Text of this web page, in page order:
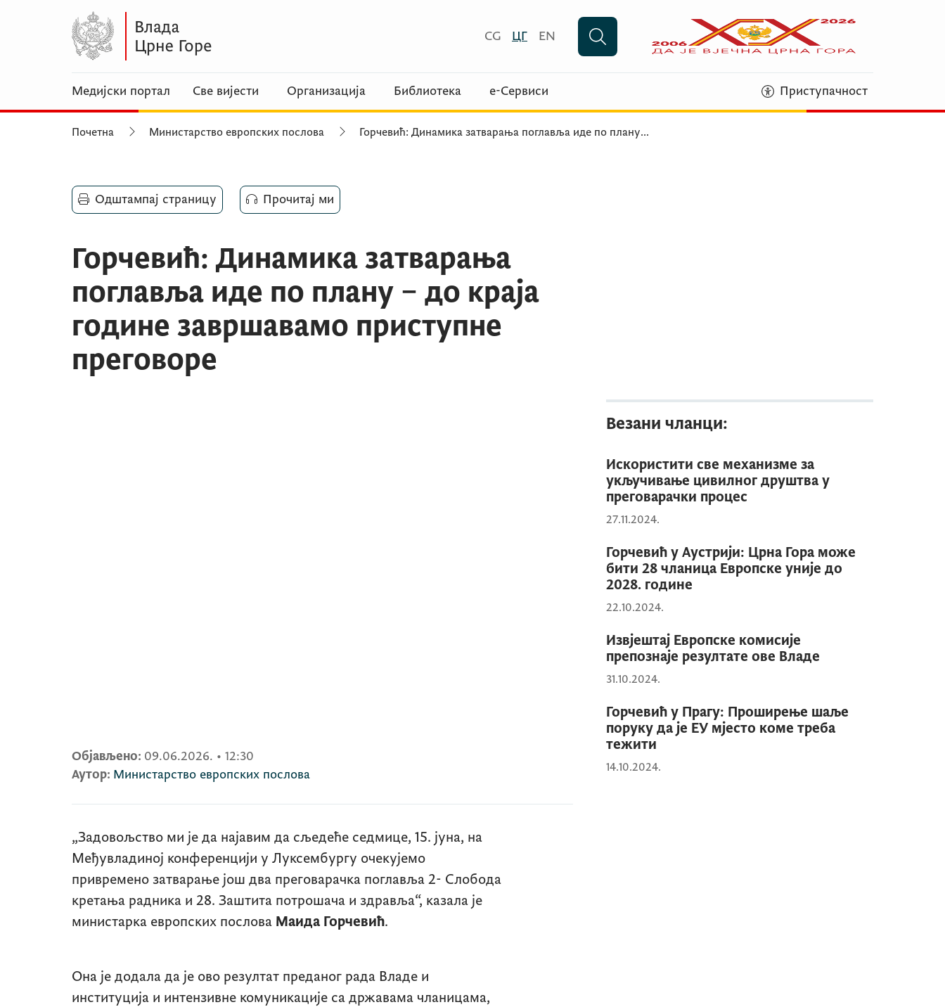
CG ЦГ EN
Медијски портал Све вијести Организација Библиотека е-Сервиси Приступачност
Почетна Министарство европских послова Горчевић: Динамика затварања поглавља иде по плану...
Одштампај страницу Прочитај ми
Горчевић: Динамика затварања
поглавља иде по плану – до краја
године завршавамо приступне
преговоре
Објављено: 09.06.2026. • 12:30
Аутор: Министарство европских послова
„Задовољство ми је да најавим да сљедеће седмице, 15. јуна, на
Међувладиној конференцији у Луксембургу очекујемо
привремено затварање још два преговарачка поглавља 2- Слобода
кретања радника и 28. Заштита потрошача и здравља“, казала је
министарка европских послова Маида Горчевић.
Она је додала да је ово резултат преданог рада Владе и
институција и интензивне комуникације са државама чланицама,
Везани чланци:
Искористити све механизме за
укључивање цивилног друштва у
преговарачки процес
27.11.2024.
Горчевић у Аустрији: Црна Гора може
бити 28 чланица Европске уније до
2028. године
22.10.2024.
Извјештај Европске комисије
препознаје резултате ове Владе
31.10.2024.
Горчевић у Прагу: Проширење шаље
поруку да је ЕУ мјесто коме треба
тежити
14.10.2024.